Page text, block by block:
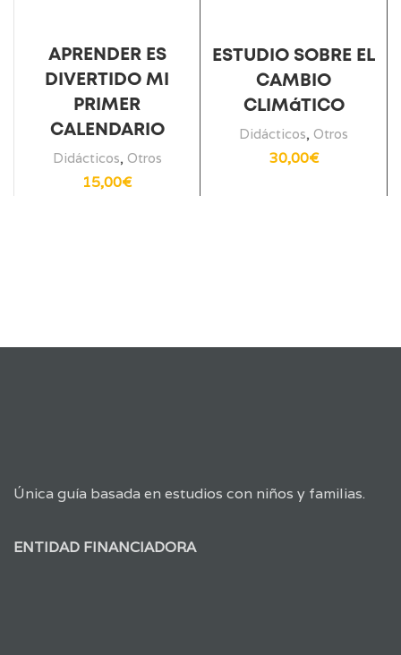
APRENDER ES
DIVERTIDO MI
PRIMER
CALENDARIO
Didácticos, Otros
15,00€
ESTUDIO SOBRE EL
CAMBIO
CLIMáTICO
Didácticos, Otros
30,00€
Única guía basada en estudios con niños y familias.
ENTIDAD FINANCIADORA